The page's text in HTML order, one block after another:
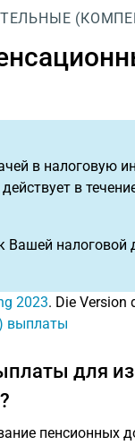
в налоговую
в
Вашей налоговой
2023. Die Version
выплаты
для
пенсионных